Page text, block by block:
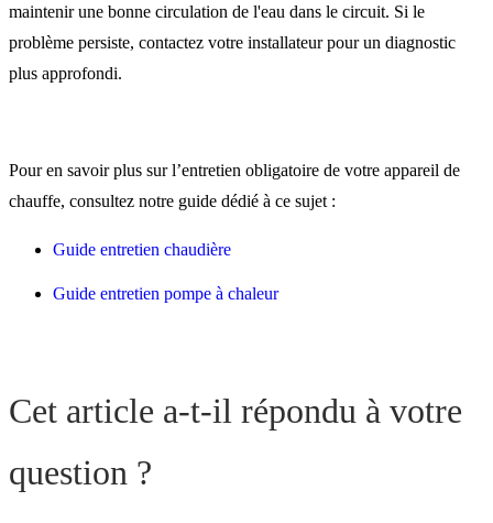
maintenir une bonne circulation de l'eau dans le circuit. Si le
problème persiste, contactez votre installateur pour un diagnostic
plus approfondi.
Pour en savoir plus sur l’entretien obligatoire de votre appareil de
chauffe, consultez notre guide dédié à ce sujet :
Guide entretien chaudière
Guide entretien pompe à chaleur
Cet article a-t-il répondu à votre
question ?